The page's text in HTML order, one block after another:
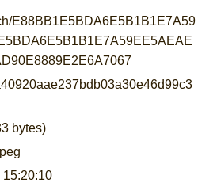
E88BB1E5BDA6E5B1B1E7A59
bytes)
15:20:10